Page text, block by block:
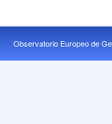
Observatorio Europeo de